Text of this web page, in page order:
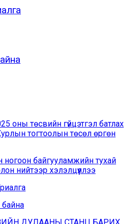
оны төсвийн гүйцэтгэл батлах
тогтоолын төсөл өргөн
ногоон байгууламжийн тухай
нийтээр хэлэлцүүллээ